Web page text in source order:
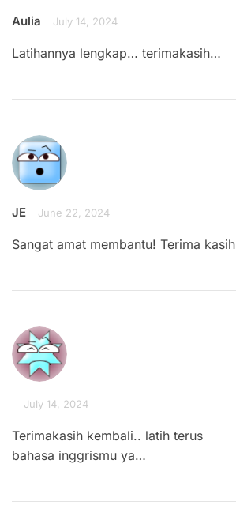
Aulia July 14, 2024
Latihannya lengkap… terimakasih…
JE June 22, 2024
Sangat amat membantu! Terima kasih
July 14, 2024
Terimakasih kembali.. latih terus
bahasa inggrismu ya…